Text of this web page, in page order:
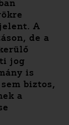
A
de a
jog
is
biztos,
a